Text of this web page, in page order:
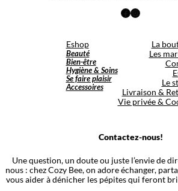
Facebook
Instagram
Eshop
Beauté
Bien-être
Hygiène & Soins
Se faire plaisir
Accessoires
La
Les
Le
Livraison &
Vie privée &
Contactez-nous!
Une question, un doute ou juste l’envie de
nous : chez Cozy Bee, on adore échanger,
vous aider à dénicher les pépites qui feront